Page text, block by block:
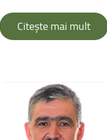
Citește mai mult